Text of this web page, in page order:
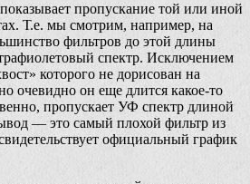
пропускание той или иной
Т.е. мы смотрим, например, на
фильтров до этой длины
спектр. Исключением
которого не дорисован на
очевидно он еще длится какое-то
пропускает УФ спектр длиной
— это самый плохой фильтр из
официальный график